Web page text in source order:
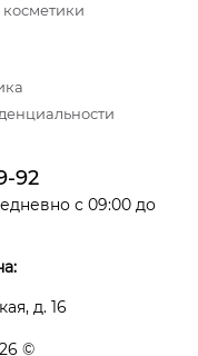
92
с 09:00 до
д. 16
©